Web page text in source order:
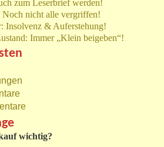
zum Leserbrief werden!
nicht alle vergriffen!
Insolvenz & Auferstehung!
Immer „Klein beigeben“!
wichtig?